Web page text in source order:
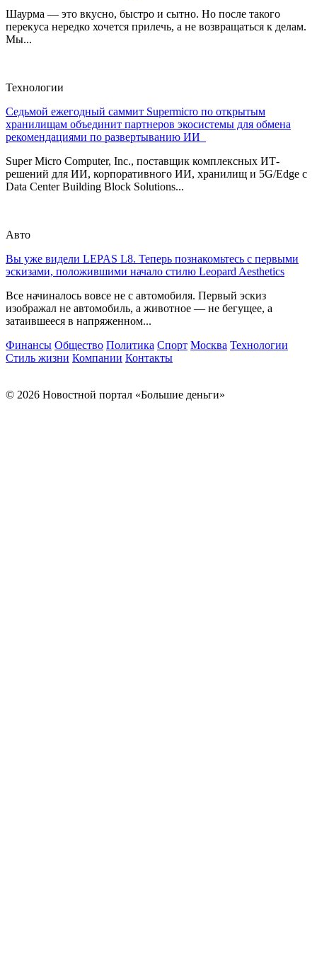
Шаурма — это вкусно, быстро и сытно. Но после такого
перекуса нередко хочется прилечь, а не возвращаться к делам.
Мы...
Технологии
Седьмой ежегодный саммит Supermicro по открытым
хранилищам объединит партнеров экосистемы для обмена
рекомендациями по развертыванию ИИ
Super Micro Computer, Inc., поставщик комплексных ИТ-
решений для ИИ, корпоративного ИИ, хранилищ и 5G/Edge с
Data Center Building Block Solutions...
Авто
Вы уже видели LEPAS L8. Теперь познакомьтесь с первыми
эскизами, положившими начало стилю Leopard Aesthetics
Все начиналось вовсе не с автомобиля. Первый эскиз
изображал не автомобиль, а животное — не бегущее, а
затаившееся в напряженном...
Финансы Общество Политика Спорт Москва Технологии
Стиль жизни Компании Контакты
© 2026 Новостной портал «Большие деньги»